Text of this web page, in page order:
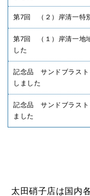
第7回 （２）岸清一特
第7回 （１）岸清一地
した
記念品 サンドブラスト
しました
記念品 サンドブラスト
ました
太田硝子店は国内